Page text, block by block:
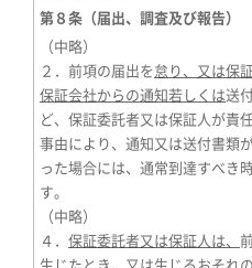
第８条（届出、調査及び報告）
（中略）
２．前項の届出を怠り、又は保
保証会社からの通知若しくは送
ど、保証委託者又は保証人が責
事由により、通知又は送付書類
った場合には、通常到達すべき
す。
（中略）
４． 保証委託者又は保証人は、